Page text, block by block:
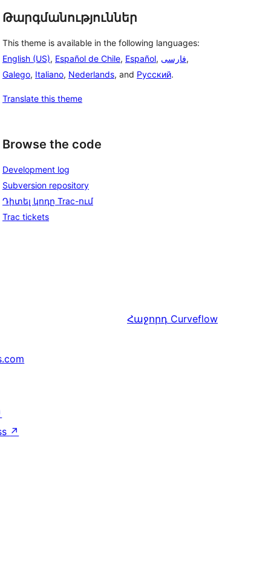
Թարգմանություններ
This theme is available in the following languages:
English (US), Español de Chile, Español, فارسی,
Galego, Italiano, Nederlands, and Русский.
Translate this theme
Browse the code
Development log
Subversion repository
Դիտել կոդը Trac-ում
Trac tickets
Հաջորդ Curveflow
↗